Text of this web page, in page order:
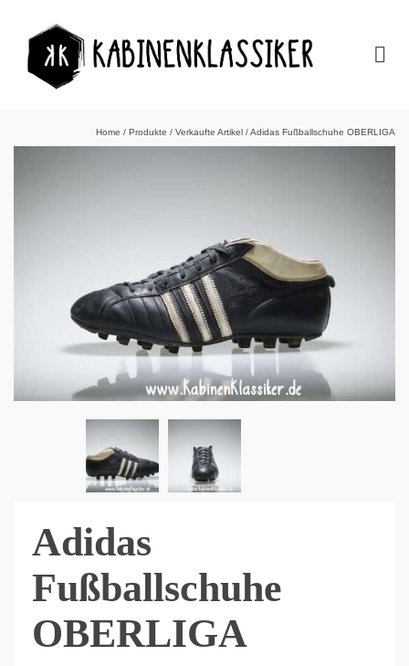
Home / Produkte / Verkaufte Artikel /Adidas Fußballschuhe OBERLIGA
Adidas
Fußballschuhe
OBERLIGA